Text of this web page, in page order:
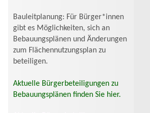
Bauleitplanung: Für Bürger*innen
gibt es Möglichkeiten, sich an
Bebauungsplänen und Änderungen
zum Flächennutzungsplan zu
beteiligen.
Aktuelle Bürgerbeteiligungen zu
Bebauungsplänen finden Sie hier.